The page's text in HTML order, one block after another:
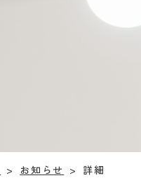
> お知らせ > 詳細